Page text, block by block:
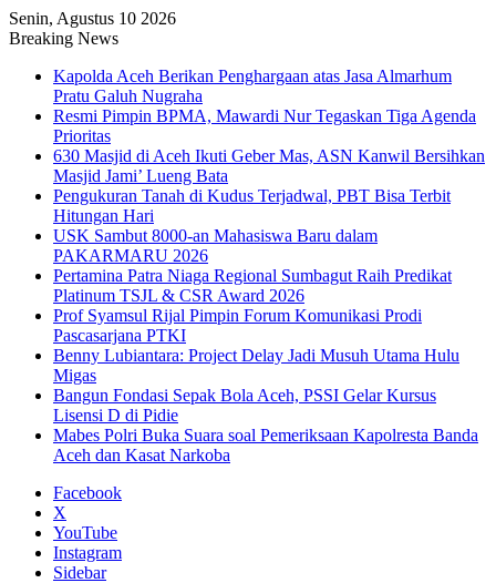
Senin, Agustus 10 2026
Breaking News
Kapolda Aceh Berikan Penghargaan atas Jasa Almarhum
Pratu Galuh Nugraha
Resmi Pimpin BPMA, Mawardi Nur Tegaskan Tiga Agenda
Prioritas
630 Masjid di Aceh Ikuti Geber Mas, ASN Kanwil Bersihkan
Masjid Jami’ Lueng Bata
Pengukuran Tanah di Kudus Terjadwal, PBT Bisa Terbit
Hitungan Hari
USK Sambut 8000-an Mahasiswa Baru dalam
PAKARMARU 2026
Pertamina Patra Niaga Regional Sumbagut Raih Predikat
Platinum TSJL & CSR Award 2026
Prof Syamsul Rijal Pimpin Forum Komunikasi Prodi
Pascasarjana PTKI
Benny Lubiantara: Project Delay Jadi Musuh Utama Hulu
Migas
Bangun Fondasi Sepak Bola Aceh, PSSI Gelar Kursus
Lisensi D di Pidie
Mabes Polri Buka Suara soal Pemeriksaan Kapolresta Banda
Aceh dan Kasat Narkoba
Facebook
X
YouTube
Instagram
Sidebar